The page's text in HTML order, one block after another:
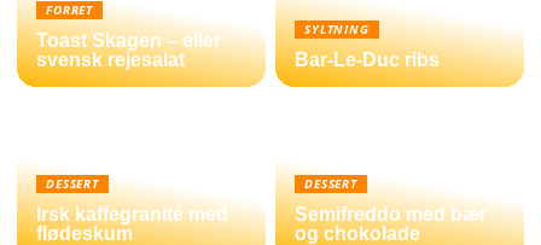
FORRET
Toast Skagen – eller
svensk rejesalat
SYLTNING
Bar-Le-Duc ribs
DESSERT
Irsk kaffegranité med
flødeskum
DESSERT
Semifreddo med bær
og chokolade